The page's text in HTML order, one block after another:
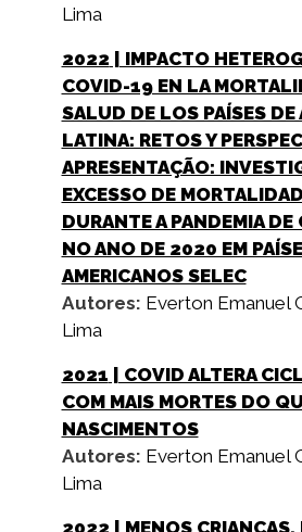
Lima
2022 | IMPACTO
COVID-19 EN LA
SALUD DE LOS PAÍSES DE
LATINA: RETOS Y
APRESENTAÇÃO:
EXCESSO DE
DURANTE A PANDEMIA
NO ANO DE 2020 EM
AMERICANOS SELEC
Autores: Everton Emanuel
Lima
2021 | COVID ALTERA
COM MAIS MORTES DO
NASCIMENTOS
Autores: Everton Emanuel
Lima